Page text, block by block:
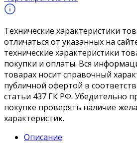
Технические характеристики
отличаться от указанных на
технические характеристики
покупки и оплаты. Вся
товарах носит справочный
публичной офертой в
статьи 437 ГК РФ. Убедительно
покупке проверять наличие
характеристик.
Описание